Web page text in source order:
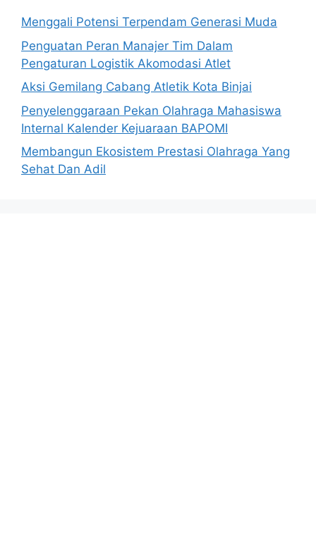
Menggali Potensi Terpendam Generasi Muda
Penguatan Peran Manajer Tim Dalam
Pengaturan Logistik Akomodasi Atlet
Aksi Gemilang Cabang Atletik Kota Binjai
Penyelenggaraan Pekan Olahraga Mahasiswa
Internal Kalender Kejuaraan BAPOMI
Membangun Ekosistem Prestasi Olahraga Yang
Sehat Dan Adil